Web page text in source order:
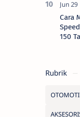
Cara
150
Rubrik